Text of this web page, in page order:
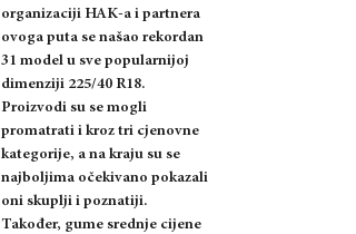
organizaciji HAK-a i partnera
ovoga puta se našao rekordan
31 model u sve popularnijoj
dimenziji 225/40 R18.
Proizvodi su se mogli
promatrati i kroz tri cjenovne
kategorije, a na kraju su se
najboljima očekivano pokazali
oni skuplji i poznatiji.
Također, gume srednje cijene